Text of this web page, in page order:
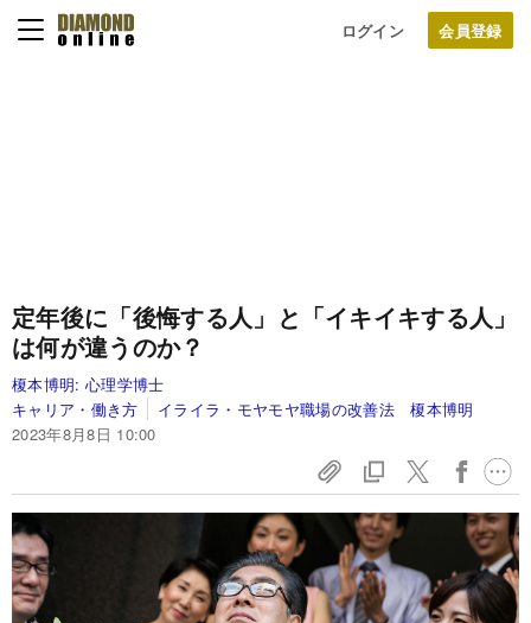
ログイン
定年後に「後悔する人」と「イキイキする人」
は何が違うのか？
榎本博明: 心理学博士
キャリア・働き方
イライラ・モヤモヤ職場の改善法 榎本博明
2023年8月8日 10:00